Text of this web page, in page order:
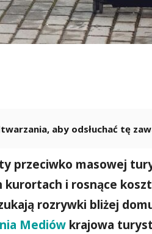
aby odsłuchać tę
przeciwko masowej
i rosnące
rozrywki bliżej
Mediów krajowa